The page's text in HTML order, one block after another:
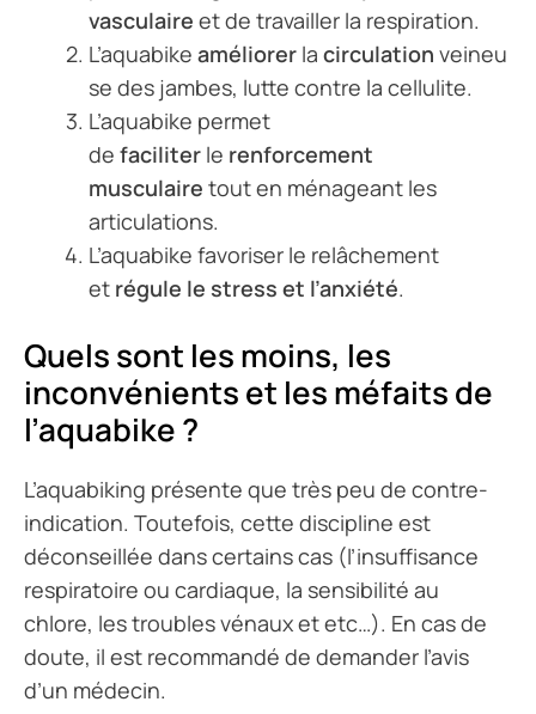
vasculaire et de travailler la respiration.
L’aquabike améliorer la circulation veineu
se des jambes, lutte contre la cellulite.
L’aquabike permet
de faciliter le renforcement
musculaire tout en ménageant les
articulations.
L’aquabike favoriser le relâchement
et régule le stress et l’anxiété.
Quels sont les moins, les
inconvénients et les méfaits de
l’aquabike ?
L’aquabiking présente que très peu de contre-
indication. Toutefois, cette discipline est
déconseillée dans certains cas (l’insuffisance
respiratoire ou cardiaque, la sensibilité au
chlore, les troubles vénaux et etc…). En cas de
doute, il est recommandé de demander l’avis
d’un médecin.